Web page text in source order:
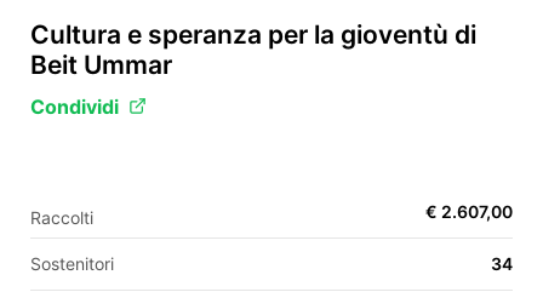
Cultura e speranza per la gioventù di
Beit Ummar
Condividi
Raccolti € 2.607,00
Sostenitori 34